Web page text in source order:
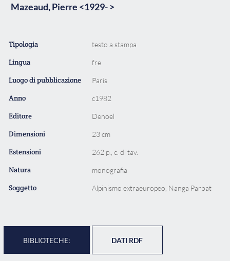
Mazeaud, Pierre <1929- >
Tipologia testo a stampa
Lingua fre
Luogo di pubblicazione Paris
Anno c1982
Editore Denoel
Dimensioni 23 cm
Estensioni 262 p., c. di tav.
Natura monografia
Soggetto Alpinismo extraeuropeo, Nanga Parbat
BIBLIOTECHE: DATI RDF